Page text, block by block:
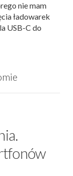
nie mam
ładowarek
USB-C do